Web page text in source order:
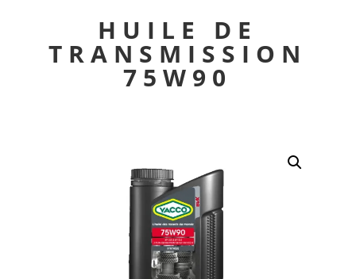
HUILE DE
TRANSMISSION
75W90